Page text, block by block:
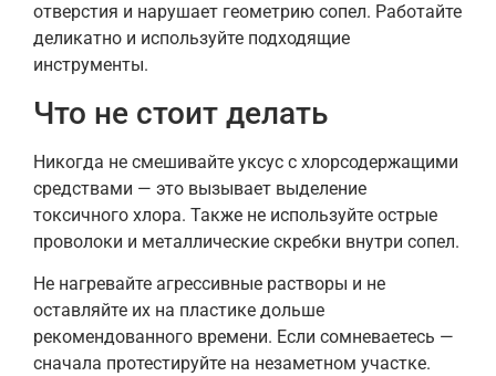
отверстия и нарушает геометрию сопел. Работайте
деликатно и используйте подходящие
инструменты.
Что не стоит делать
Никогда не смешивайте уксус с хлорсодержащими
средствами — это вызывает выделение
токсичного хлора. Также не используйте острые
проволоки и металлические скребки внутри сопел.
Не нагревайте агрессивные растворы и не
оставляйте их на пластике дольше
рекомендованного времени. Если сомневаетесь —
сначала протестируйте на незаметном участке.